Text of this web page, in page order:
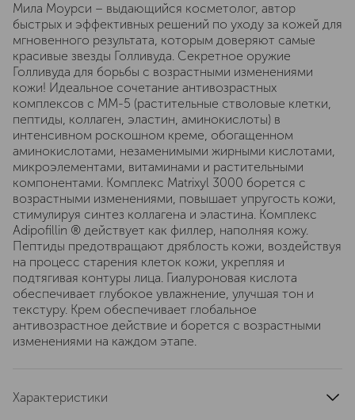
Мила Моурси – выдающийся косметолог, автор
быстрых и эффективных решений по уходу за кожей для
мгновенного результата, которым доверяют самые
красивые звезды Голливуда. Секретное оружие
Голливуда для борьбы с возрастными изменениями
кожи! Идеальное сочетание антивозрастных
комплексов с MM-5 (растительные стволовые клетки,
пептиды, коллаген, эластин, аминокислоты) в
интенсивном роскошном креме, обогащенном
аминокислотами, незаменимыми жирными кислотами,
микроэлементами, витаминами и растительными
компонентами. Комплекс Matrixyl 3000 борется с
возрастными изменениями, повышает упругость кожи,
стимулируя синтез коллагена и эластина. Комплекс
Adipofillin ® действует как филлер, наполняя кожу.
Пептиды предотвращают дряблость кожи, воздействуя
на процесс старения клеток кожи, укрепляя и
подтягивая контуры лица. Гиалуроновая кислота
обеспечивает глубокое увлажнение, улучшая тон и
текстуру. Крем обеспечивает глобальное
антивозрастное действие и борется с возрастными
изменениями на каждом этапе.
Характеристики